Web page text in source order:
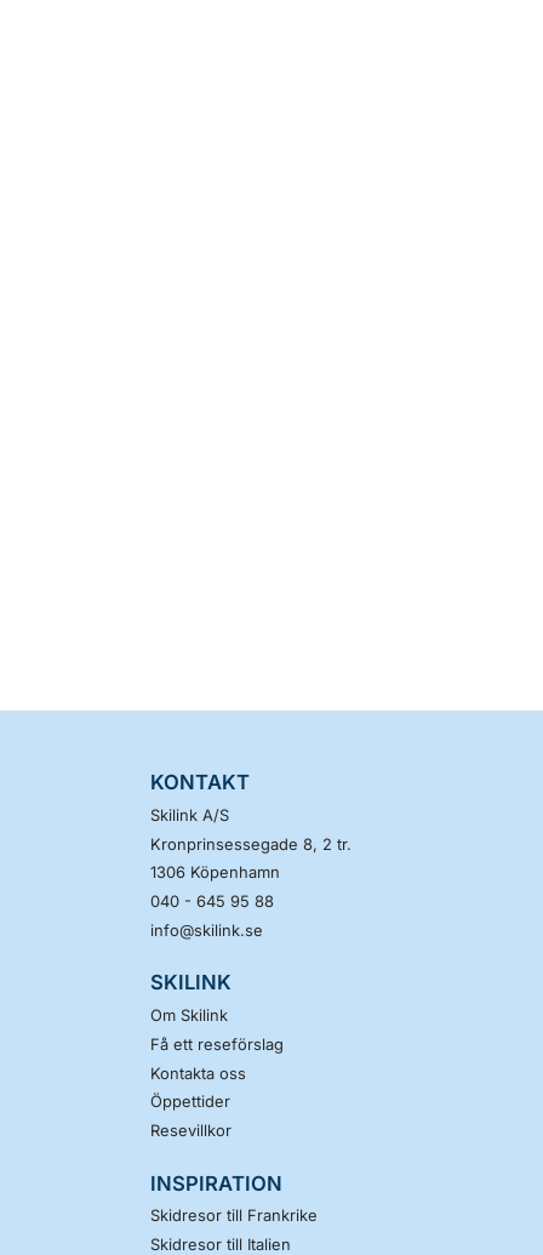
KONTAKT
Skilink A/S
Kronprinsessegade 8, 2 tr.
1306 Köpenhamn
040 - 645 95 88
info@skilink.se
SKILINK
Om Skilink
Få ett reseförslag
Kontakta oss
Öppettider
Resevillkor
INSPIRATION
Skidresor till Frankrike
Skidresor till Italien